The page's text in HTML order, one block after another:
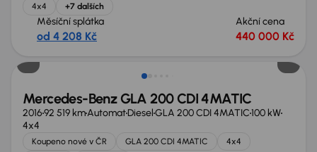
4x4
+7 dalších
Měsíční splátka
od 4 208 Kč
Akční cena
440 000 Kč
Mercedes-Benz GLA 200 CDI 4MATIC
201692 519 kmAutomatDieselGLA 200 CDI 4MATIC100 kW
4x4
Koupeno nové v ČR GLA 200 CDI 4MATIC
4x4